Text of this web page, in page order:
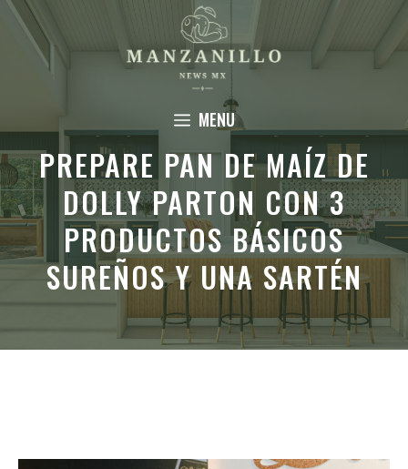
Saltar
contenido
MENU
PREPARE PAN DE MAÍZ DE
DOLLY PARTON CON 3
PRODUCTOS BÁSICOS
SUREÑOS Y UNA SARTÉN